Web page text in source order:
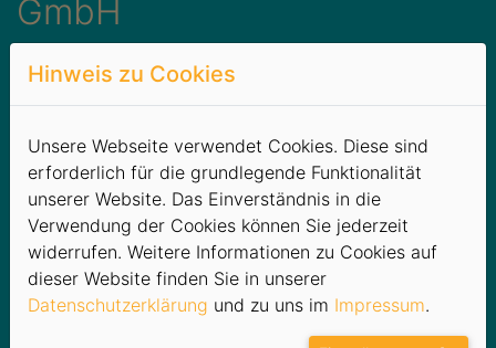
GmbH
wir als besonderes Bonbon
unsere kostenlose
Kundenkarte - die
SILBERSTROM CARD
mit
einer Vielzahl von
Sparmöglichkeiten - z. B.
Rabatte bei ca. 100
Partnerunternehmen in der
Region sowie unseren
eigenen Einrichtungen
Hinweis zu Cookies
Unsere Webseite verwendet Cookies. Diese sind
erforderlich für die grundlegende Funktionalität
unserer Website. Das Einverständnis in die
Verwendung der Cookies können Sie jederzeit
widerrufen. Weitere Informationen zu Cookies auf
dieser Website finden Sie in unserer
Datenschutzerklärung und zu uns im Impressum.